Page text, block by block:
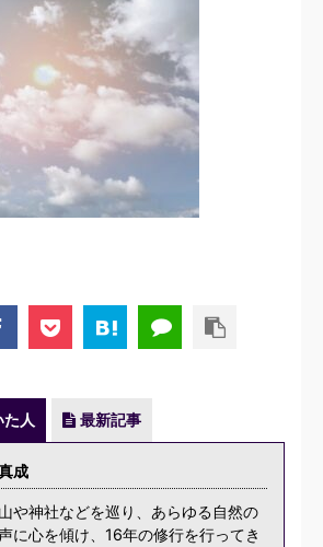
た人 最新記事
成
山や神社などを巡り、あらゆる自然の
に心を傾け、16年の修行を行ってき